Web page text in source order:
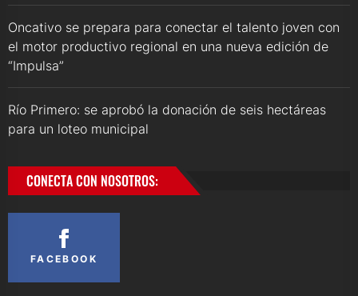
Oncativo se prepara para conectar el talento joven con
el motor productivo regional en una nueva edición de
“Impulsa”
Río Primero: se aprobó la donación de seis hectáreas
para un loteo municipal
CONECTA CON NOSOTROS:
FACEBOOK